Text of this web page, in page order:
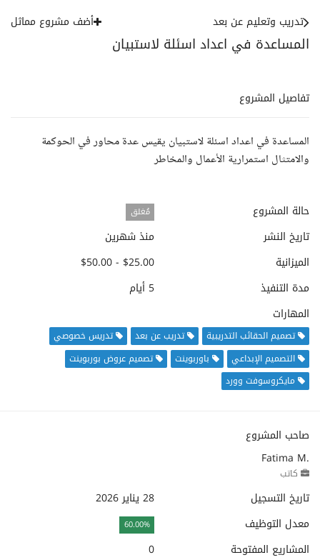
المساعدة في اعداد اسئلة لاستبيان
تدريب وتعليم عن بعد أضف مشروع مماثل
تفاصيل المشروع
المساعدة في اعداد اسئلة لاستبيان يقيس عدة محاور في الحوكمة
والامتثال استمرارية الأعمال والمخاطر
حالة المشروع مُغلق
تاريخ النشر
منذ شهرين
الميزانية
$25.00 - $50.00
مدة التنفيذ
5 أيام
المهارات
تصميم الحقائب التدريبية تدريب عن بعد
تدريس خصوصي
التصميم الإبداعي
باوربوينت
تصميم عروض بوربوينت
مايكروسوفت وورد
صاحب المشروع
Fatima M.
كاتب
تاريخ التسجيل
28 يناير 2026
معدل التوظيف
60.00%
المشاريع المفتوحة
0